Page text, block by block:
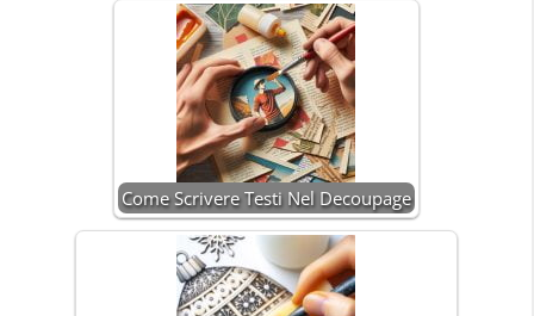
Come Scrivere Testi Nel Decoupage